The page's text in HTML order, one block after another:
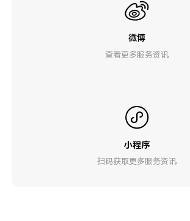
微博
查看更多服务资讯
小程序
扫码获取更多服务资讯